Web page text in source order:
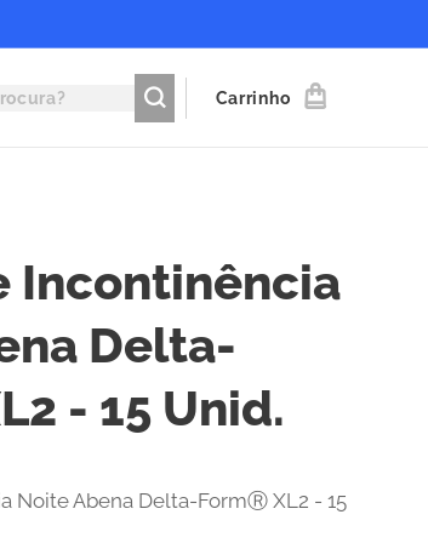
Carrinho
Incontinência
Delta-
- 15 Unid.
Noite Abena Delta-FormⓇ XL2 - 15